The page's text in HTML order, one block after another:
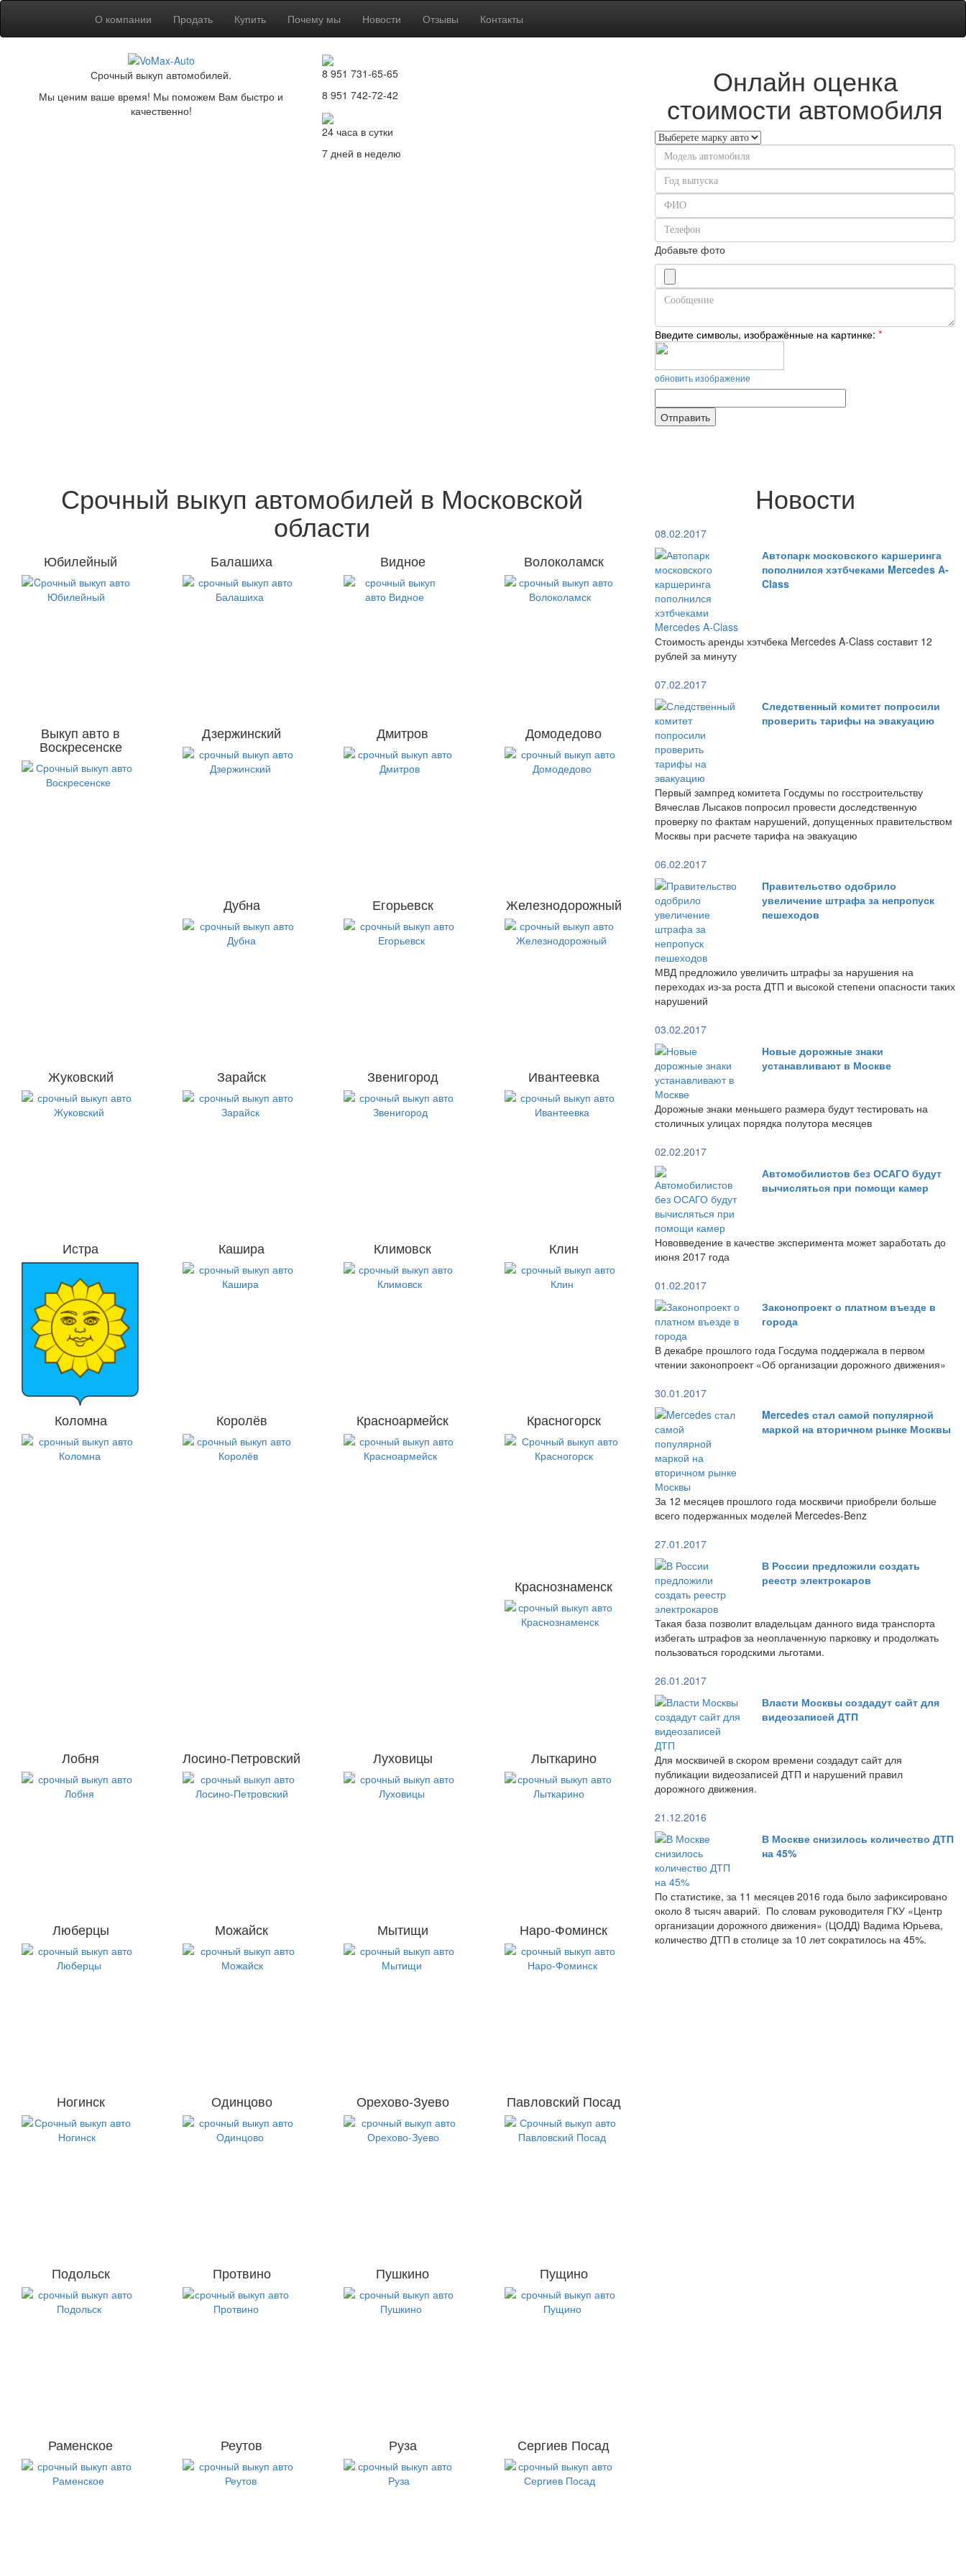
О компании Продать Купить Почему мы Новости Отзывы Контакты
Срочный выкуп автомобилей.
Мы ценим ваше время! Мы поможем Вам быстро и
качественно!
8 951 731-65-65
8 951 742-72-42
24 часа в сутки
7 дней в неделю
Онлайн оценка
стоимости автомобиля
Добавьте фото
Введите символы, изображённые на картинке: *
обновить изображение
Срочный выкуп автомобилей в Московской
области
Юбилейный Балашиха Видное Волоколамск
Выкуп авто в
Воскресенске
Дзержинский Дмитров Домодедово
Дубна Егорьевск Железнодорожный
Жуковский Зарайск Звенигород Ивантеевка
Истра Кашира Климовск Клин
Коломна Королёв Красноармейск Красногорск
Краснознаменск
Лобня Лосино-Петровский Луховицы Лыткарино
Люберцы Можайск Мытищи Наро-Фоминск
Ногинск Одинцово Орехово-Зуево Павловский Посад
Подольск Протвино Пушкино Пущино
Раменское Реутов Руза Сергиев Посад
Новости
08.02.2017
Автопарк московского каршеринга
пополнился хэтбчеками Mercedes A-
Class
Стоимость аренды хэтчбека Mercedes A-Class составит 12
рублей за минуту
07.02.2017
Следственный комитет попросили
проверить тарифы на эвакуацию
Первый зампред комитета Госдумы по госстроительству
Вячеслав Лысаков попросил провести доследственную
проверку по фактам нарушений, допущенных правительством
Москвы при расчете тарифа на эвакуацию
06.02.2017
Правительство одобрило
увеличение штрафа за непропуск
пешеходов
МВД предложило увеличить штрафы за нарушения на
переходах из-за роста ДТП и высокой степени опасности таких
нарушений
03.02.2017
Новые дорожные знаки
устанавливают в Москве
Дорожные знаки меньшего размера будут тестировать на
столичных улицах порядка полутора месяцев
02.02.2017
Автомобилистов без ОСАГО будут
вычисляться при помощи камер
Нововведение в качестве эксперимента может заработать до
июня 2017 года
01.02.2017
Законопроект о платном въезде в
города
В декабре прошлого года Госдума поддержала в первом
чтении законопроект «Об организации дорожного движения»
30.01.2017
Mercedes стал самой популярной
маркой на вторичном рынке Москвы
За 12 месяцев прошлого года москвичи приобрели больше
всего подержанных моделей Mercedes-Benz
27.01.2017
В России предложили создать
реестр электрокаров
Такая база позволит владельцам данного вида транспорта
избегать штрафов за неоплаченную парковку и продолжать
пользоваться городскими льготами.
26.01.2017
Власти Москвы создадут сайт для
видеозаписей ДТП
Для москвичей в скором времени создадут сайт для
публикации видеозаписей ДТП и нарушений правил
дорожного движения.
21.12.2016
В Москве снизилось количество ДТП
на 45%
По статистике, за 11 месяцев 2016 года было зафиксировано
около 8 тысяч аварий. По словам руководителя ГКУ «Центр
организации дорожного движения» (ЦОДД) Вадима Юрьева,
количество ДТП в столице за 10 лет сократилось на 45%.